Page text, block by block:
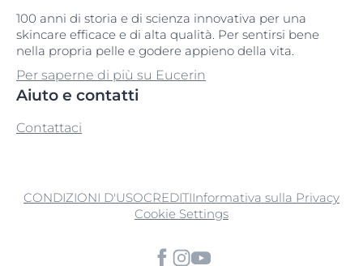
100 anni di storia e di scienza innovativa per una
skincare efficace e di alta qualità. Per sentirsi bene
nella propria pelle e godere appieno della vita.
Per saperne di più su Eucerin
Aiuto e contatti
Contattaci
CONDIZIONI D'USOCREDITIInformativa sulla Privacy
Cookie Settings